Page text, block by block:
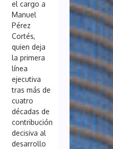
el cargo a
Manuel
Pérez
Cortés,
quien deja
la primera
línea
ejecutiva
tras más de
cuatro
décadas de
contribución
decisiva al
desarrollo